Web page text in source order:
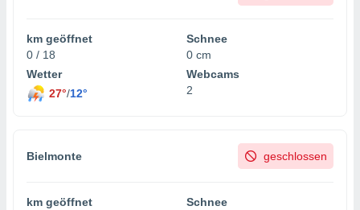
km geöffnet
0 / 18
Schnee
0 cm
Wetter
27°/12°
Webcams
2
Bielmonte geschlossen
km geöffnet
Schnee